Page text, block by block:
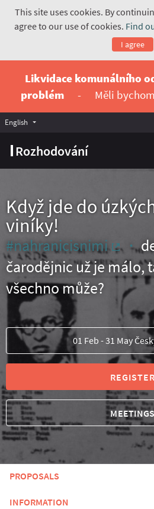
This site uses cookies. By
agree to our use of cookies. Find
I agree
Likvidace komunálního
problém
- Měli
Rozhodování
English Vyberte jazyk
Když jde do
viníky!
#nahranicisnimi
čarodějnic už je málo,
všechno může?
01 Feb - 31 May
REGISTER
PROPOSALS
INFORMATION